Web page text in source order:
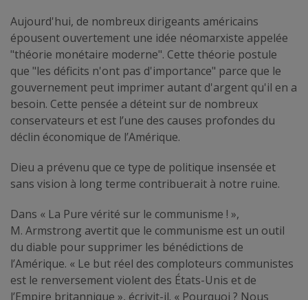
Aujourd'hui, de nombreux dirigeants américains
épousent ouvertement une idée néomarxiste appelée
"théorie monétaire moderne". Cette théorie postule
que "les déficits n'ont pas d'importance" parce que le
gouvernement peut imprimer autant d'argent qu'il en a
besoin. Cette pensée a déteint sur de nombreux
conservateurs et est l’une des causes profondes du
déclin économique de l’Amérique.
Dieu a prévenu que ce type de politique insensée et
sans vision à long terme contribuerait à notre ruine.
Dans « La Pure vérité sur le communisme ! »,
M. Armstrong avertit que le communisme est un outil
du diable pour supprimer les bénédictions de
l’Amérique. « Le but réel des comploteurs communistes
est le renversement violent des États-Unis et de
l’Empire britannique », écrivit-il. « Pourquoi ? Nous